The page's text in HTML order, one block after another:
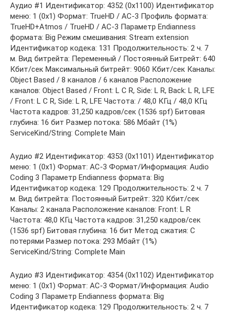
Аудио #1 Идентификатор: 4352 (0x1100) Идентификатор
меню: 1 (0x1) Формат: TrueHD / AC-3 Профиль формата:
TrueHD+Atmos / TrueHD / AC-3 Параметр Endianness
формата: Big Режим смешивания: Stream extension
Идентификатор кодека: 131 Продолжительность: 2 ч. 7
м. Вид битрейта: Переменный / Постоянный Битрейт: 640
Кбит/сек Максимальный битрейт: 9060 Кбит/сек Каналы:
Object Based / 8 каналов / 6 каналов Расположение
каналов: Object Based / Front: L C R, Side: L R, Back: L R, LFE
/ Front: L C R, Side: L R, LFE Частота: / 48,0 КГц / 48,0 КГц
Частота кадров: 31,250 кадров/сек (1536 spf) Битовая
глубина: 16 бит Размер потока: 586 Мбайт (1%)
ServiceKind/String: Complete Main
Аудио #2 Идентификатор: 4353 (0x1101) Идентификатор
меню: 1 (0x1) Формат: AC-3 Формат/Информация: Audio
Coding 3 Параметр Endianness формата: Big
Идентификатор кодека: 129 Продолжительность: 2 ч. 7
м. Вид битрейта: Постоянный Битрейт: 320 Кбит/сек
Каналы: 2 канала Расположение каналов: Front: L R
Частота: 48,0 КГц Частота кадров: 31,250 кадров/сек
(1536 spf) Битовая глубина: 16 бит Метод сжатия: С
потерями Размер потока: 293 Мбайт (1%)
ServiceKind/String: Complete Main
Аудио #3 Идентификатор: 4354 (0x1102) Идентификатор
меню: 1 (0x1) Формат: AC-3 Формат/Информация: Audio
Coding 3 Параметр Endianness формата: Big
Идентификатор кодека: 129 Продолжительность: 2 ч. 7